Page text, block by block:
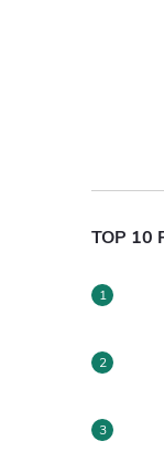
TOP 10